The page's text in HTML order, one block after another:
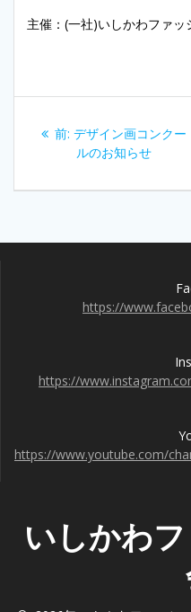
主催：(一社)いしかわファッ
ナ
ョ
前: 過
去
投
デザイン画コンクー
ルのお知らせ
https://
https://
https://www.youtube.com/
いしかわ